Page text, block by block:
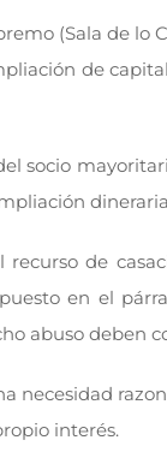
(Sala de lo
de
socio
recurso de
en el
abuso deben
necesidad
interés.